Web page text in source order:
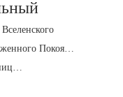
Покоя…